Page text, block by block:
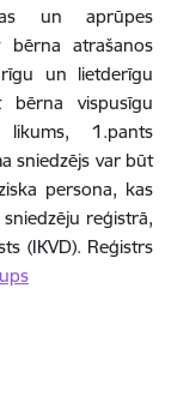
un aprūpes
atrašanos
un lietderīgu
bērna vispusīgu
1.pants
sniedzējs var būt
persona, kas
reģistrā,
(IKVD). Reģistrs